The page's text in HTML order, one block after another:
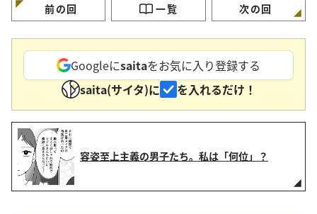
前の回 一覧 次の回
Googleにsaitaをお気に入り登録する
saita(サイタ)に
を入れるだけ！
容姿至上主義の男子たち。私は「何位」？